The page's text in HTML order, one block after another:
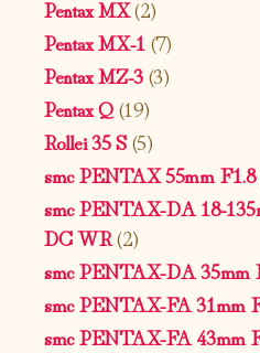
Pentax MX(2)
Pentax MX-1 (7)
Pentax MZ-3(3)
Pentax Q(19)
Rollei 35 S(5)
smc PENTAX 55mm F1.8
smc PENTAX-DA 18-
DC WR(2)
smc PENTAX-DA 35mm
smc PENTAX-FA 31mm
smc PENTAX-FA 43mm